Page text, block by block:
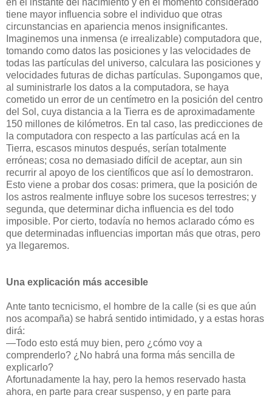
en el instante del nacimiento y en el momento considerado
tiene mayor influencia sobre el individuo que otras
circunstancias en apariencia menos insignificantes.
Imaginemos una inmensa (e irrealizable) computadora que,
tomando como datos las posiciones y las velocidades de
todas las partículas del universo, calculara las posiciones y
velocidades futuras de dichas partículas. Supongamos que,
al suministrarle los datos a la computadora, se haya
cometido un error de un centímetro en la posición del centro
del Sol, cuya distancia a la Tierra es de aproximadamente
150 millones de kilómetros. En tal caso, las predicciones de
la computadora con respecto a las partículas acá en la
Tierra, escasos minutos después, serían totalmente
erróneas; cosa no demasiado difícil de aceptar, aun sin
recurrir al apoyo de los científicos que así lo demostraron.
Esto viene a probar dos cosas: primera, que la posición de
los astros realmente influye sobre los sucesos terrestres; y
segunda, que determinar dicha influencia es del todo
imposible. Por cierto, todavía no hemos aclarado cómo es
que determinadas influencias importan más que otras, pero
ya llegaremos.
Una explicación más accesible
Ante tanto tecnicismo, el hombre de la calle (si es que aún
nos acompaña) se habrá sentido intimidado, y a estas horas
dirá:
—Todo esto está muy bien, pero ¿cómo voy a
comprenderlo? ¿No habrá una forma más sencilla de
explicarlo?
Afortunadamente la hay, pero la hemos reservado hasta
ahora, en parte para crear suspenso, y en parte para